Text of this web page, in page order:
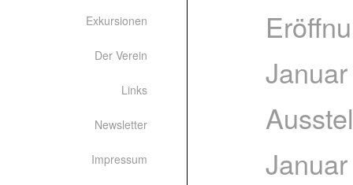
Exkursionen
Der Verein
Links
Newsletter
Impressum